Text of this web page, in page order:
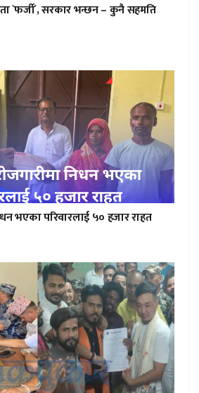
`फर्जी´, सरकार भन्छन – कुनै सहमति
भएका परिवारलाई ५० हजार राहत